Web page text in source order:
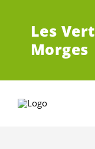
Les
Morges